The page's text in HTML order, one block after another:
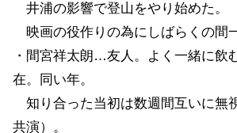
井浦の影響で登山をやり始めた。
映画の役作りの為にしばらくの間
・間宮祥太朗…友人。よく一緒に飲
在。同い年。
知り合った当初は数週間互いに無
共演）。